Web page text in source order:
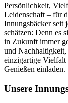
Persönlichkeit,
Leidenschaft – für
Innungsbäcker seit
schätzen: Denn es
in Zukunft immer
und
einzigartige Vielfalt
Genießen einladen.
Unsere